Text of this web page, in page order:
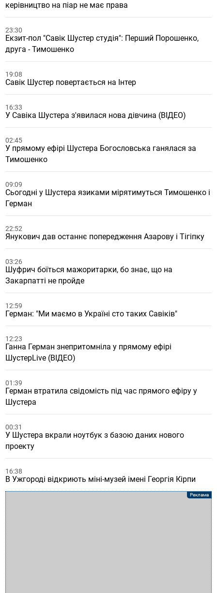
керівництво на піар не має права
23:30
Екзит-пол "Савік Шустер студія": Перший Порошенко,
друга - Тимошенко
19:08
Савік Шустер повертається на Інтер
16:33
У Савіка Шустера з'явилася нова дівчина (ВІДЕО)
02:45
У прямому ефірі Шустера Богословська ганялася за
Тимошенко
09:09
Сьогодні у Шустера язиками мірятимуться Тимошенко і
Герман
22:52
Янукович дав останнє попередження Азарову і Тігіпку
03:26
Шуфрич боїться мажоритарки, бо знає, що на
Закарпатті не пройде
12:59
Герман: "Ми маємо в Україні сто таких Савіків"
12:23
Ганна Герман знепритомніла у прямому ефірі
ШустерLive (ВІДЕО)
01:39
Герман втратила свідомість під час прямого ефіру у
Шустера
00:31
У Шустера вкрали ноутбук з базою даних нового
проекту
16:38
В Ужгороді відкриють міні-музей імені Георгія Кірпи